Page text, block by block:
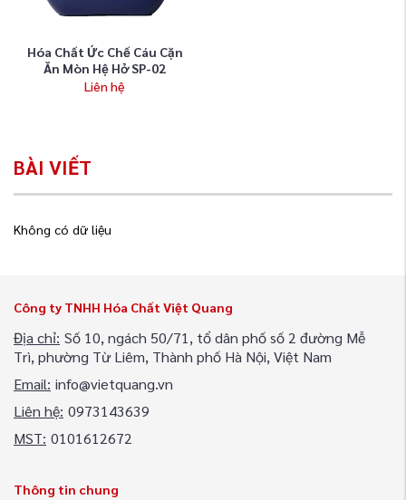
Hóa Chất Ức Chế Cáu Cặn
Ăn Mòn Hệ Hở SP-02
Liên hệ
BÀI VIẾT
Không có dữ liệu
Công ty TNHH Hóa Chất Việt Quang
Địa chỉ: Số 10, ngách 50/71, tổ dân phố số 2 đường Mễ
Trì, phường Từ Liêm, Thành phố Hà Nội, Việt Nam
Email: info@vietquang.vn
Liên hệ: 0973143639
MST: 0101612672
Thông tin chung